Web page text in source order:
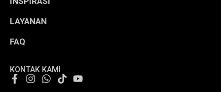
LAYANAN
FAQ
KONTAK KAMI